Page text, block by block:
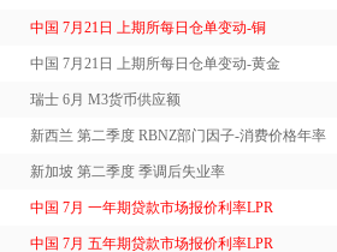
中国 7月21日 上期所每日仓单变动-铜
中国 7月21日 上期所每日仓单变动-黄金
瑞士 6月 M3货币供应额
新西兰 第二季度 RBNZ部门因子-消费价格年率
新加坡 第二季度 季调后失业率
中国 7月 一年期贷款市场报价利率LPR
中国 7月 五年期贷款市场报价利率LPR